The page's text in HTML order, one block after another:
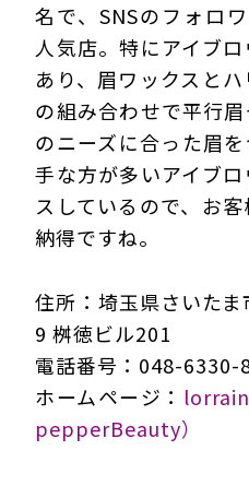
名で、SNSのフォロ
人気店。特にアイブ
あり、眉ワックスと
の組み合わせで平行
のニーズに合った眉
手な方が多いアイブ
スしているので、お
納得ですね。
住所：埼玉県さいた
9 桝徳ビル201
電話番号：048-6330-
ホームページ：
pepperBeauty）